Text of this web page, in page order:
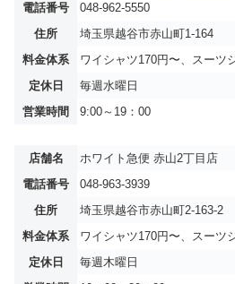
電話番号
048-962-5550
住所
埼玉県越谷市赤山町1-164
料金体系
ワイシャツ170円〜、スーツ
定休日
毎週水曜日
営業時間
9:00～19：00
店舗名
ホワイト急便 赤山2丁目店
電話番号
048-963-3939
住所
埼玉県越谷市赤山町2-163-2
料金体系
ワイシャツ170円〜、スーツ
定休日
毎週木曜日